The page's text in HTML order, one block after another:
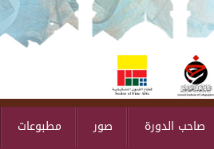
مطبوعات صور صاحب الدورة